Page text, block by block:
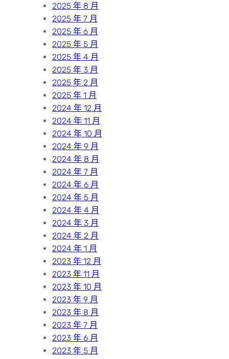
2025 年 8 月
2025 年 7 月
2025 年 6 月
2025 年 5 月
2025 年 4 月
2025 年 3 月
2025 年 2 月
2025 年 1 月
2024 年 12 月
2024 年 11 月
2024 年 10 月
2024 年 9 月
2024 年 8 月
2024 年 7 月
2024 年 6 月
2024 年 5 月
2024 年 4 月
2024 年 3 月
2024 年 2 月
2024 年 1 月
2023 年 12 月
2023 年 11 月
2023 年 10 月
2023 年 9 月
2023 年 8 月
2023 年 7 月
2023 年 6 月
2023 年 5 月